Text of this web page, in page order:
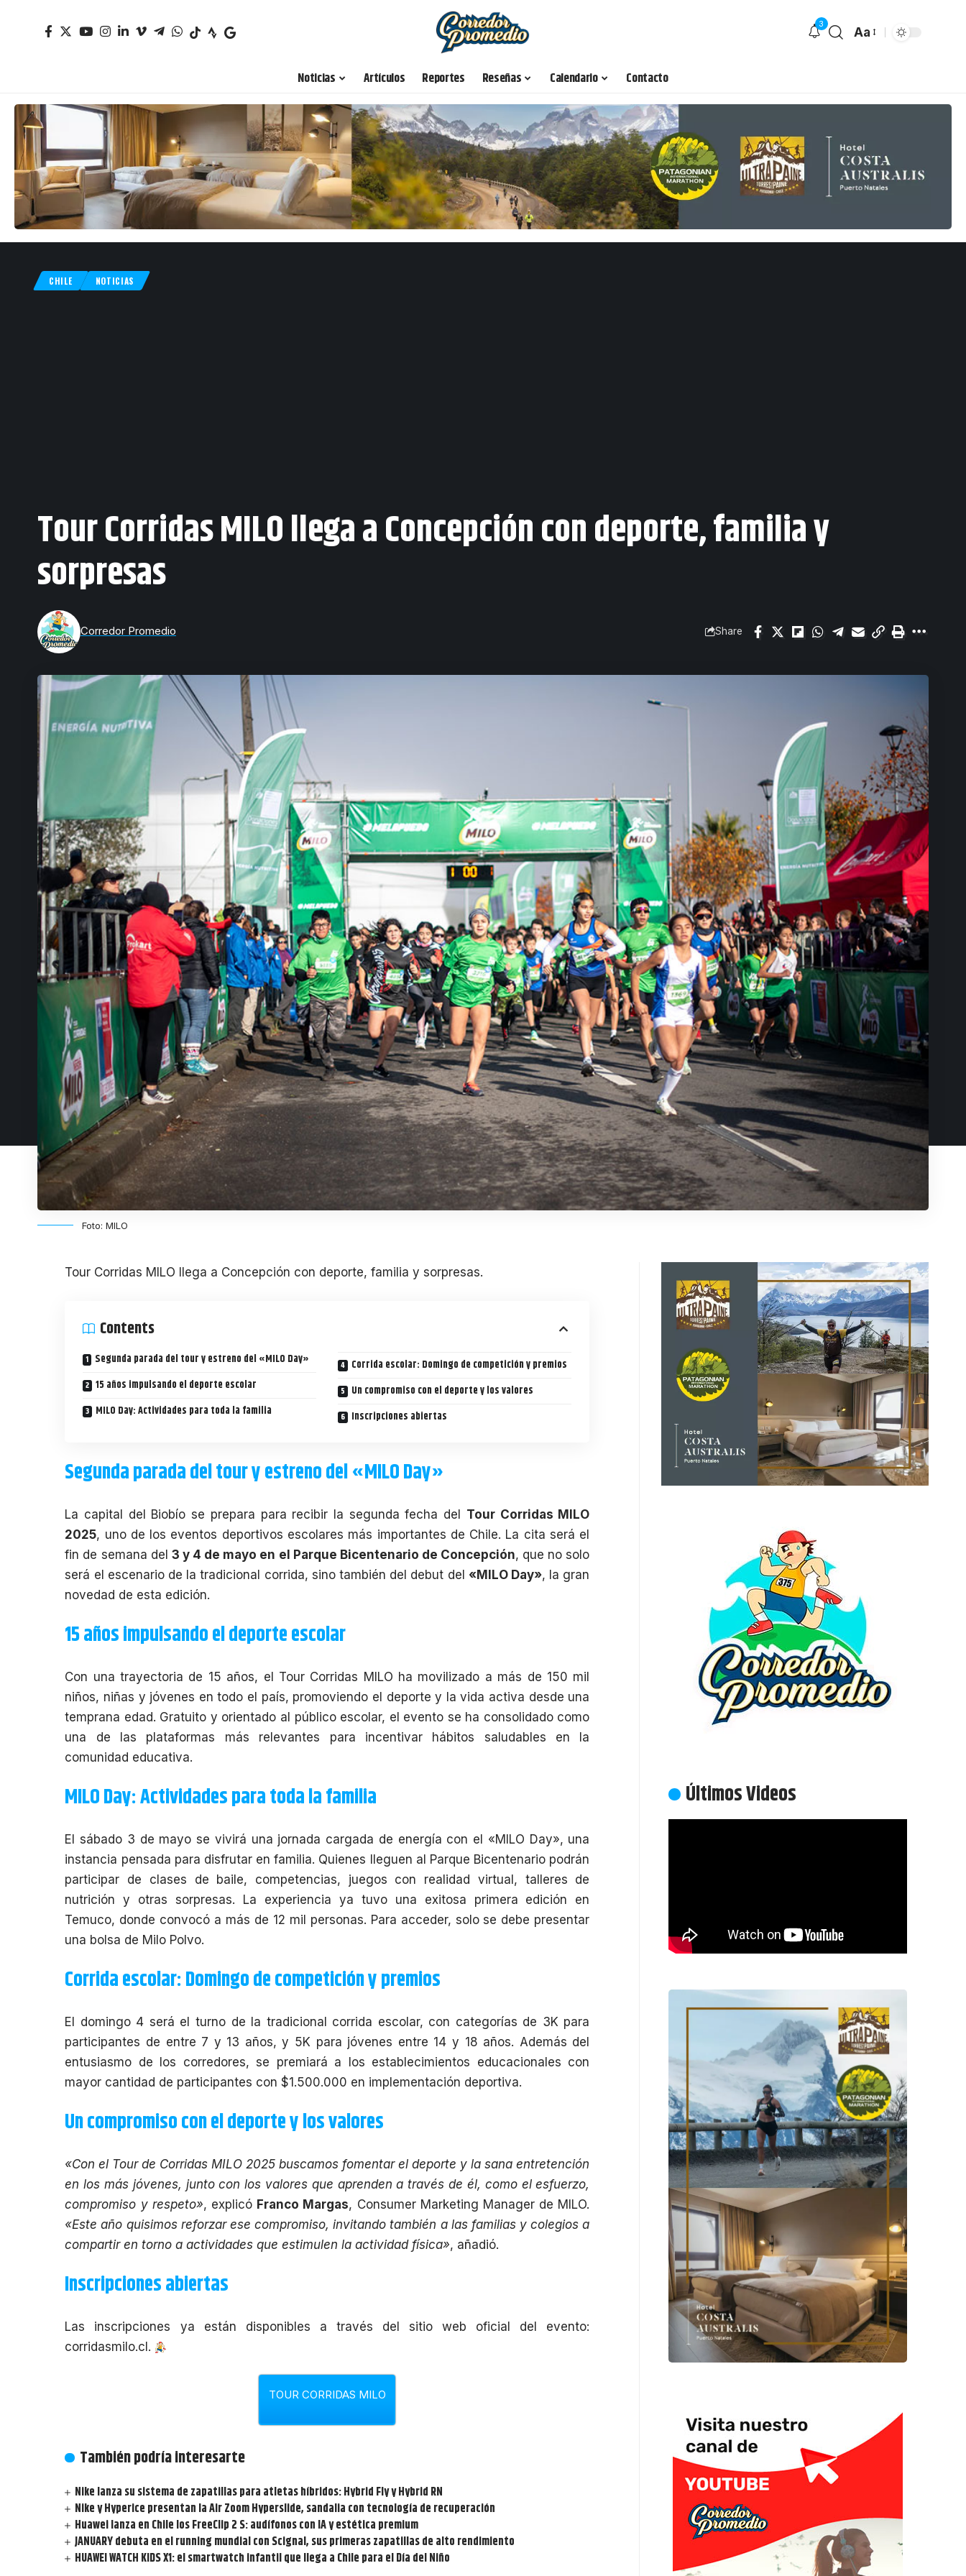
3
Aa
Noticias Artículos Reportes Reseñas Calendario Contacto
CHILE NOTICIAS
Tour Corridas MILO llega a Concepción con deporte, familia y
sorpresas
Corredor Promedio Share
Foto: MILO
Tour Corridas MILO llega a Concepción con deporte, familia y sorpresas.
Contents
Segunda parada del tour y estreno del «MILO Day»
15 años impulsando el deporte escolar
MILO Day: Actividades para toda la familia
Corrida escolar: Domingo de competición y premios
Un compromiso con el deporte y los valores
Inscripciones abiertas
Segunda parada del tour y estreno del «MILO Day»
La capital del Biobío se prepara para recibir la segunda fecha del Tour Corridas MILO
2025, uno de los eventos deportivos escolares más importantes de Chile. La cita será el
fin de semana del 3 y 4 de mayo en el Parque Bicentenario de Concepción, que no solo
será el escenario de la tradicional corrida, sino también del debut del «MILO Day», la gran
novedad de esta edición.
15 años impulsando el deporte escolar
Con una trayectoria de 15 años, el Tour Corridas MILO ha movilizado a más de 150 mil
niños, niñas y jóvenes en todo el país, promoviendo el deporte y la vida activa desde una
temprana edad. Gratuito y orientado al público escolar, el evento se ha consolidado como
una de las plataformas más relevantes para incentivar hábitos saludables en la
comunidad educativa.
MILO Day: Actividades para toda la familia
El sábado 3 de mayo se vivirá una jornada cargada de energía con el «MILO Day», una
instancia pensada para disfrutar en familia. Quienes lleguen al Parque Bicentenario podrán
participar de clases de baile, competencias, juegos con realidad virtual, talleres de
nutrición y otras sorpresas. La experiencia ya tuvo una exitosa primera edición en
Temuco, donde convocó a más de 12 mil personas. Para acceder, solo se debe presentar
una bolsa de Milo Polvo.
Corrida escolar: Domingo de competición y premios
El domingo 4 será el turno de la tradicional corrida escolar, con categorías de 3K para
participantes de entre 7 y 13 años, y 5K para jóvenes entre 14 y 18 años. Además del
entusiasmo de los corredores, se premiará a los establecimientos educacionales con
mayor cantidad de participantes con $1.500.000 en implementación deportiva.
Un compromiso con el deporte y los valores
«Con el Tour de Corridas MILO 2025 buscamos fomentar el deporte y la sana entretención
en los más jóvenes, junto con los valores que aprenden a través de él, como el esfuerzo,
compromiso y respeto», explicó Franco Margas, Consumer Marketing Manager de MILO.
«Este año quisimos reforzar ese compromiso, invitando también a las familias y colegios a
compartir en torno a actividades que estimulen la actividad física», añadió.
Inscripciones abiertas
Las inscripciones ya están disponibles a través del sitio web oficial del evento:
corridasmilo.cl.
TOUR CORRIDAS MILO
También podría interesarte
Nike lanza su sistema de zapatillas para atletas híbridos: Hybrid Fly y Hybrid RN
Nike y Hyperice presentan la Air Zoom Hyperslide, sandalia con tecnología de recuperación
Huawei lanza en Chile los FreeClip 2 S: audífonos con IA y estética premium
JANUARY debuta en el running mundial con Scignal, sus primeras zapatillas de alto rendimiento
HUAWEI WATCH KIDS X1: el smartwatch infantil que llega a Chile para el Día del Niño
Últimos Videos